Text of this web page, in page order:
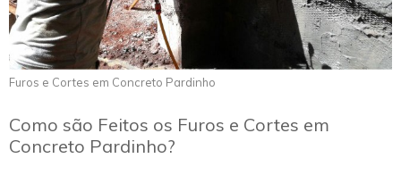
Furos e Cortes em Concreto Pardinho
Como são Feitos os Furos e Cortes em
Concreto Pardinho?